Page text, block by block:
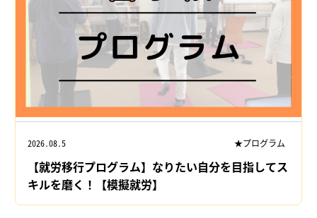
2026.08.5 ★プログラム
【就労移行プログラム】なりたい自分を目指してス
キルを磨く！【模擬就労】